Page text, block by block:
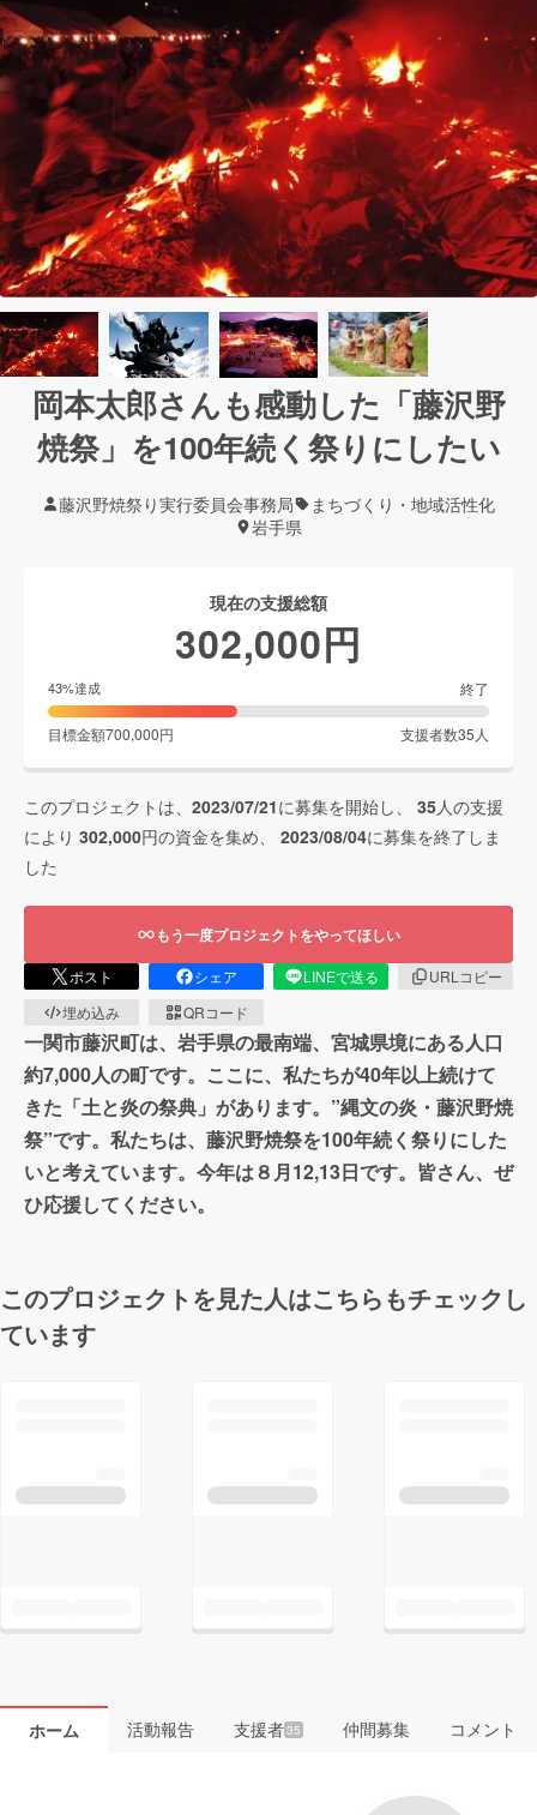
岡本太郎さんも感動した「藤沢野
焼祭」を100年続く祭りにしたい
藤沢野焼祭り実行委員会事務局
まちづくり・地域活性化
岩手県
現在の支援総額
302,000円
43%達成 終了
目標金額700,000円 支援者数35 人
このプロジェクトは、 2023/07/21に募集を開始し、 35人の支援
により 302,000円の資金を集め、 2023/08/04に募集を終了しま
した
もう一度プロジェクトをやってほしい
ポスト シェア LINEで送る
URLコピー
埋め込み
QRコード
一関市藤沢町は、岩手県の最南端、宮城県境にある人口
約7,000人の町です。ここに、私たちが40年以上続けて
きた「土と炎の祭典」があります。”縄文の炎・藤沢野焼
祭”です。私たちは、藤沢野焼祭を100年続く祭りにした
いと考えています。今年は８月12,13日です。皆さん、ぜ
ひ応援してください。
このプロジェクトを見た人はこちらもチェックし
ています
ホーム 活動報告 支援者35 仲間募集 コメント